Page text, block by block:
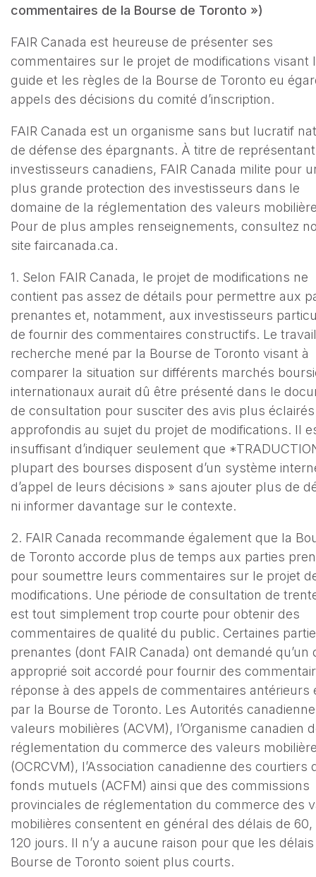
commentaires de la Bourse de Toronto »)
FAIR Canada est heureuse de présenter ses
commentaires sur le projet de modifications visant
guide et les règles de la Bourse de Toronto eu
appels des décisions du comité d’inscription.
FAIR Canada est un organisme sans but lucratif
de défense des épargnants. À titre de
investisseurs canadiens, FAIR Canada milite pour
plus grande protection des investisseurs dans le
domaine de la réglementation des valeurs
Pour de plus amples renseignements, consultez
site faircanada.ca.
1. Selon FAIR Canada, le projet de modifications ne
contient pas assez de détails pour permettre aux
prenantes et, notamment, aux investisseurs
de fournir des commentaires constructifs. Le
recherche mené par la Bourse de Toronto visant à
comparer la situation sur différents marchés
internationaux aurait dû être présenté dans le
de consultation pour susciter des avis plus
approfondis au sujet du projet de modifications. Il
insuffisant d’indiquer seulement que
plupart des bourses disposent d’un système
d’appel de leurs décisions » sans ajouter plus de
ni informer davantage sur le contexte.
2. FAIR Canada recommande également que la
de Toronto accorde plus de temps aux parties
pour soumettre leurs commentaires sur le projet
modifications. Une période de consultation de
est tout simplement trop courte pour obtenir des
commentaires de qualité du public. Certaines
prenantes (dont FAIR Canada) ont demandé qu’un
approprié soit accordé pour fournir des
réponse à des appels de commentaires antérieurs
par la Bourse de Toronto. Les Autorités
valeurs mobilières (ACVM), l’Organisme canadien
réglementation du commerce des valeurs
(OCRCVM), l’Association canadienne des courtiers
fonds mutuels (ACFM) ainsi que des commissions
provinciales de réglementation du commerce des
mobilières consentent en général des délais de 60,
120 jours. Il n’y a aucune raison pour que les
Bourse de Toronto soient plus courts.